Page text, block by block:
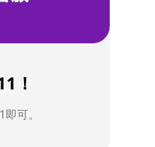
！
可。